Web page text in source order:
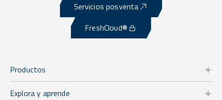
Servicios posventa
FreshCloud®
Productos
Explora y aprende